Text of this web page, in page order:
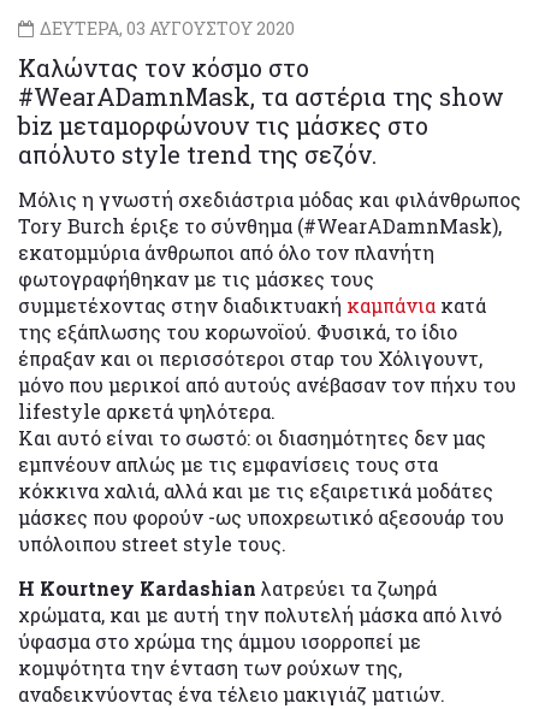
ΔΕΥΤΕΡΑ, 03 ΑΥΓΟΥΣΤΟΥ 2020
Καλώντας τον κόσμο στο
#WearADamnMask, τα αστέρια της show
biz μεταμορφώνουν τις μάσκες στο
απόλυτο style trend της σεζόν.
Μόλις η γνωστή σχεδιάστρια μόδας και φιλάνθρωπος
Tory Burch έριξε το σύνθημα (#WearADamnMask),
εκατομμύρια άνθρωποι από όλο τον πλανήτη
φωτογραφήθηκαν με τις μάσκες τους
συμμετέχοντας στην διαδικτυακή καμπάνια κατά
της εξάπλωσης του κορωνοϊού. Φυσικά, το ίδιο
έπραξαν και οι περισσότεροι σταρ του Χόλιγουντ,
μόνο που μερικοί από αυτούς ανέβασαν τον πήχυ του
lifestyle αρκετά ψηλότερα.
Και αυτό είναι το σωστό: οι διασημότητες δεν μας
εμπνέουν απλώς με τις εμφανίσεις τους στα
κόκκινα χαλιά, αλλά και με τις εξαιρετικά μοδάτες
μάσκες που φορούν -ως υποχρεωτικό αξεσουάρ του
υπόλοιπου street style τους.
Η Kourtney Kardashian λατρεύει τα ζωηρά
χρώματα, και με αυτή την πολυτελή μάσκα από λινό
ύφασμα στο χρώμα της άμμου ισορροπεί με
κομψότητα την ένταση των ρούχων της,
αναδεικνύοντας ένα τέλειο μακιγιάζ ματιών.